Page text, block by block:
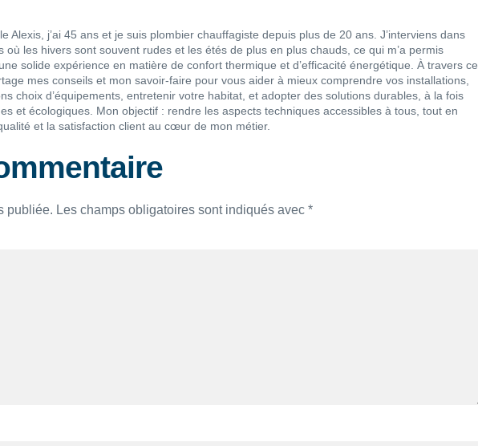
Alexis, j’ai 45 ans et je suis plombier chauffagiste depuis plus de 20 ans. J’interviens dans
où les hivers sont souvent rudes et les étés de plus en plus chauds, ce qui m’a permis
solide expérience en matière de confort thermique et d’efficacité énergétique. À travers ce
mes conseils et mon savoir-faire pour vous aider à mieux comprendre vos installations,
choix d’équipements, entretenir votre habitat, et adopter des solutions durables, à la fois
et écologiques. Mon objectif : rendre les aspects techniques accessibles à tous, tout en
et la satisfaction client au cœur de mon métier.
publiée. Les champs obligatoires sont indiqués avec *